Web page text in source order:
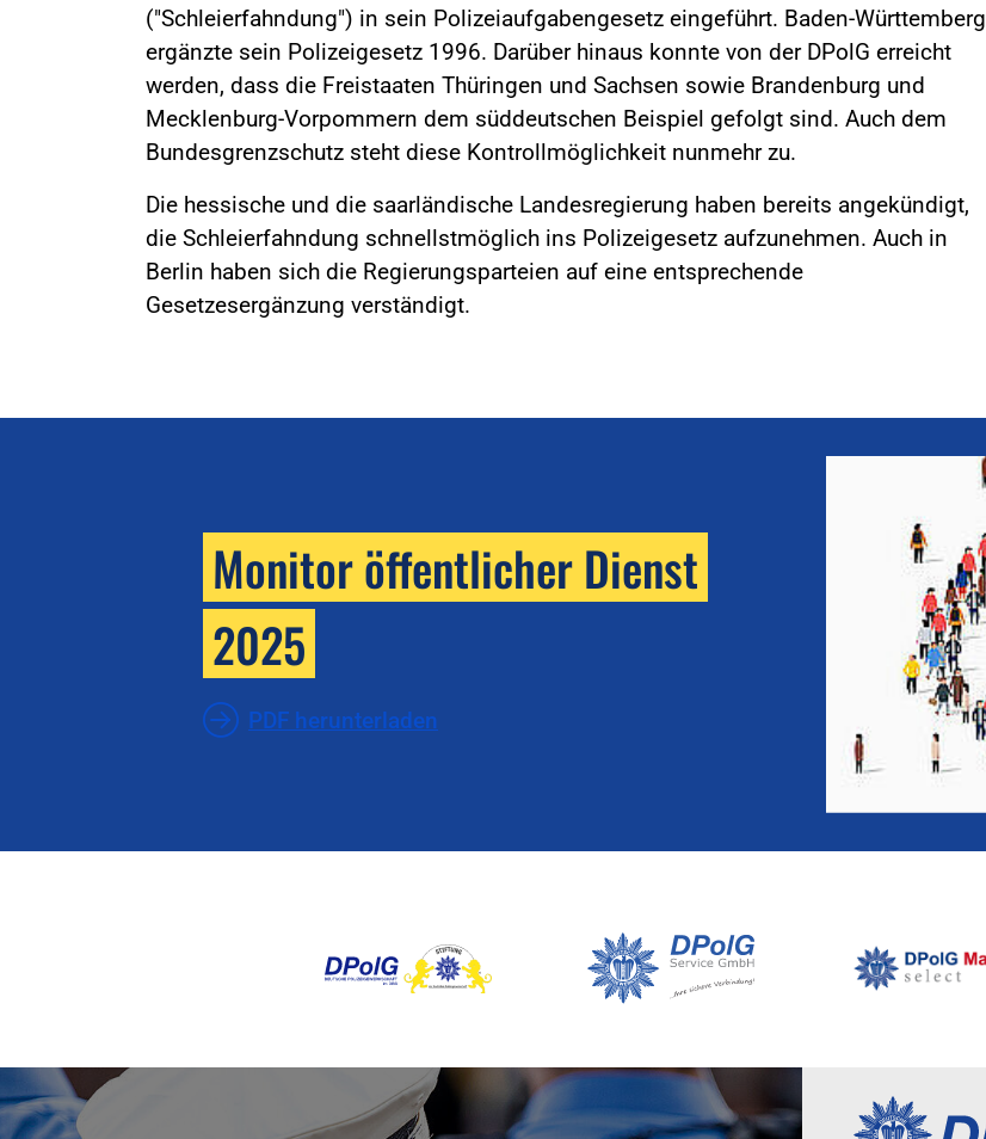
("Schleierfahndung") in sein Polizeiaufgabengesetz eingeführt. Baden-Württemberg
ergänzte sein Polizeigesetz 1996. Darüber hinaus konnte von der DPolG erreicht
werden, dass die Freistaaten Thüringen und Sachsen sowie Brandenburg und
Mecklenburg-Vorpommern dem süddeutschen Beispiel gefolgt sind. Auch dem
Bundesgrenzschutz steht diese Kontrollmöglichkeit nunmehr zu.
Die hessische und die saarländische Landesregierung haben bereits angekündigt,
die Schleierfahndung schnellstmöglich ins Polizeigesetz aufzunehmen. Auch in
Berlin haben sich die Regierungsparteien auf eine entsprechende
Gesetzesergänzung verständigt.
Monitor öffentlicher Dienst
2025
PDF herunterladen